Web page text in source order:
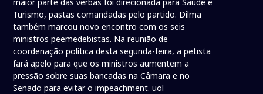
Turismo, pastas comandadas pelo partido. Dilma
também marcou novo encontro com os seis
ministros peemedebistas. Na reunião de
coordenação política desta segunda-feira, a petista
fará apelo para que os ministros aumentem a
pressão sobre suas bancadas na Câmara e no
Senado para evitar o impeachment. uol